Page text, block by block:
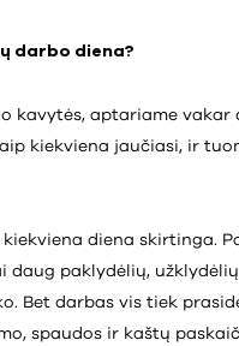
darbo diena?
kavytės, aptariame vakar
kiekviena jaučiasi, ir
kiekviena diena skirtinga.
daug paklydėlių,
Bet darbas vis tiek
spaudos ir kaštų